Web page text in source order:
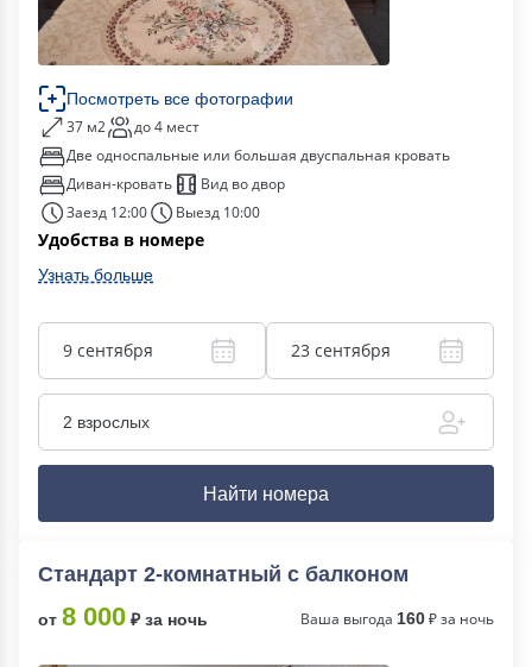
Посмотреть все фотографии
37 м2
до 4 мест
Две односпальные или большая двуспальная кровать
Диван-кровать
Вид во двор
Заезд 12:00
Выезд 10:00
Удобства в номере
Узнать больше
9 сентября 23 сентября
2 взрослых
Найти номера
Стандарт 2-комнатный с балконом
от 8 000 ₽ за ночь Ваша выгода 160₽ за ночь